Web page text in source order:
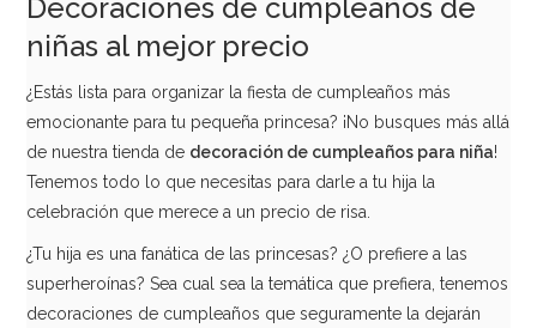
Pack de 5 cajitas para palomitas fucsias y blancas
3,95€
Decoraciones de cumpleaños de
niñas al mejor precio
¿Estás lista para organizar la fiesta de cumpleaños más
emocionante para tu pequeña princesa? ¡No busques más allá
de nuestra tienda de decoración de cumpleaños para niña!
Tenemos todo lo que necesitas para darle a tu hija la
celebración que merece a un precio de risa.
¿Tu hija es una fanática de las princesas? ¿O prefiere a las
superheroínas? Sea cual sea la temática que prefiera, tenemos
decoraciones de cumpleaños que seguramente la dejarán